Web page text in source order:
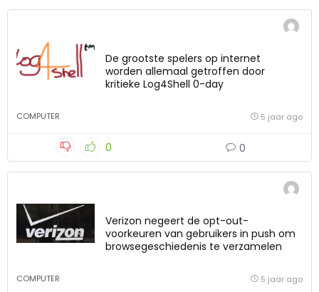
De grootste spelers op internet
worden allemaal getroffen door
kritieke Log4Shell 0-day
COMPUTER 5 jaar ago
0 0
Verizon negeert de opt-out-
voorkeuren van gebruikers in push om
browsegeschiedenis te verzamelen
COMPUTER 5 jaar ago